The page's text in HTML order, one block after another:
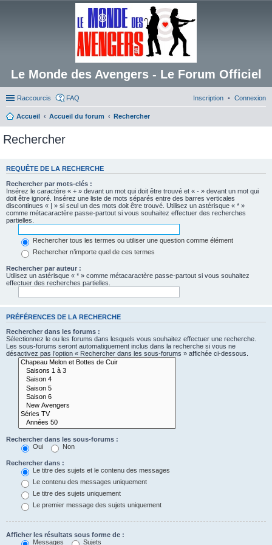
Le Monde des Avengers - Le Forum Officiel
Raccourcis FAQ Connexion
Inscription
Accueil Accueil du forum Rechercher
Rechercher
REQUÊTE DE LA RECHERCHE
Rechercher par mots-clés :
Insérez le caractère « + » devant un mot qui doit être trouvé et « - » devant un mot qui
doit être ignoré. Insérez une liste de mots séparés entre des barres verticales
discontinues « | » si seul un des mots doit être trouvé. Utilisez un astérisque « * »
comme métacaractère passe-partout si vous souhaitez effectuer des recherches
partielles.
Rechercher tous les termes ou utiliser une question comme élément
Rechercher n’importe quel de ces termes
Rechercher par auteur :
Utilisez un astérisque « * » comme métacaractère passe-partout si vous souhaitez
effectuer des recherches partielles.
PRÉFÉRENCES DE LA RECHERCHE
Rechercher dans les forums :
Sélectionnez le ou les forums dans lesquels vous souhaitez effectuer une recherche.
Les sous-forums seront automatiquement inclus dans la recherche si vous ne
désactivez pas l’option « Rechercher dans les sous-forums » affichée ci-dessous.
Rechercher dans les sous-forums :
Oui
Non
Rechercher dans :
Le titre des sujets et le contenu des messages
Le contenu des messages uniquement
Le titre des sujets uniquement
Le premier message des sujets uniquement
Afficher les résultats sous forme de :
Messages
Sujets